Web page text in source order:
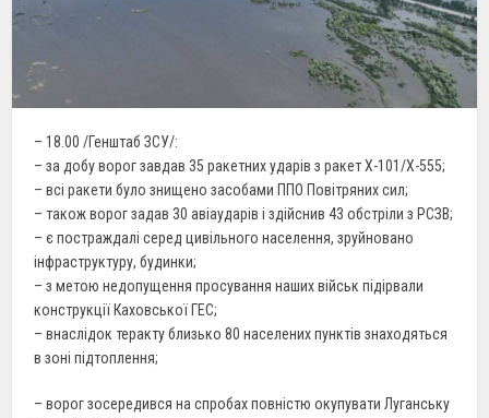
– 18.00 /Генштаб ЗСУ/:
– за добу ворог завдав 35 ракетних ударів з ракет Х-101/Х-555;
– всі ракети було знищено засобами ППО Повітряних сил;
– також ворог задав 30 авіаударів і здійснив 43 обстріли з РСЗВ;
– є постраждалі серед цивільного населення, зруйновано
інфраструктуру, будинки;
– з метою недопущення просування наших військ підірвали
конструкції Каховської ГЕС;
– внаслідок теракту близько 80 населених пунктів знаходяться
в зоні підтоплення;
– ворог зосередився на спробах повністю окупувати Луганську